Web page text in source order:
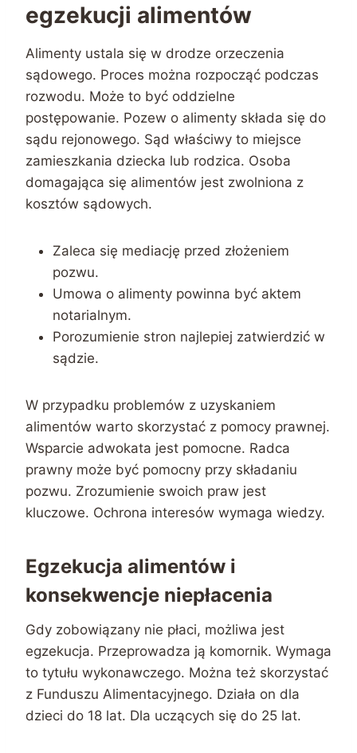
egzekucji alimentów
Alimenty ustala się w drodze orzeczenia
sądowego. Proces można rozpocząć podczas
rozwodu. Może to być oddzielne
postępowanie. Pozew o alimenty składa się do
sądu rejonowego. Sąd właściwy to miejsce
zamieszkania dziecka lub rodzica. Osoba
domagająca się alimentów jest zwolniona z
kosztów sądowych.
Zaleca się mediację przed złożeniem
pozwu.
Umowa o alimenty powinna być aktem
notarialnym.
Porozumienie stron najlepiej zatwierdzić w
sądzie.
W przypadku problemów z uzyskaniem
alimentów warto skorzystać z pomocy prawnej.
Wsparcie adwokata jest pomocne. Radca
prawny może być pomocny przy składaniu
pozwu. Zrozumienie swoich praw jest
kluczowe. Ochrona interesów wymaga wiedzy.
Egzekucja alimentów i
konsekwencje niepłacenia
Gdy zobowiązany nie płaci, możliwa jest
egzekucja. Przeprowadza ją komornik. Wymaga
to tytułu wykonawczego. Można też skorzystać
z Funduszu Alimentacyjnego. Działa on dla
dzieci do 18 lat. Dla uczących się do 25 lat.